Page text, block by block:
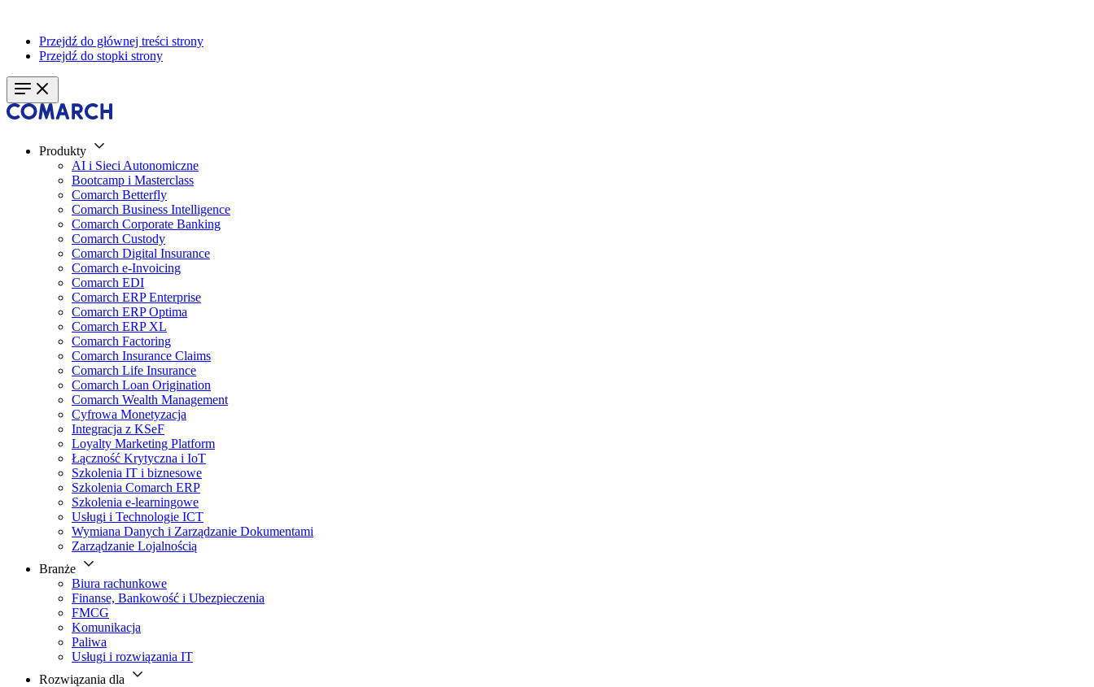
Przejdź do głównej treści strony
Przejdź do stopki strony
Produkty
AI i Sieci Autonomiczne
Bootcamp i Masterclass
Comarch Betterfly
Comarch Business Intelligence
Comarch Corporate Banking
Comarch Custody
Comarch Digital Insurance
Comarch e-Invoicing
Comarch EDI
Comarch ERP Enterprise
Comarch ERP Optima
Comarch ERP XL
Comarch Factoring
Comarch Insurance Claims
Comarch Life Insurance
Comarch Loan Origination
Comarch Wealth Management
Cyfrowa Monetyzacja
Integracja z KSeF
Loyalty Marketing Platform
Łączność Krytyczna i IoT
Szkolenia IT i biznesowe
Szkolenia Comarch ERP
Szkolenia e-learningowe
Usługi i Technologie ICT
Wymiana Danych i Zarządzanie Dokumentami
Zarządzanie Lojalnością
Branże
Biura rachunkowe
Finanse, Bankowość i Ubezpieczenia
FMCG
Komunikacja
Paliwa
Usługi i rozwiązania IT
Rozwiązania dla